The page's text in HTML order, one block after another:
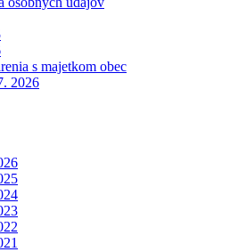
s majetkom obec
2026